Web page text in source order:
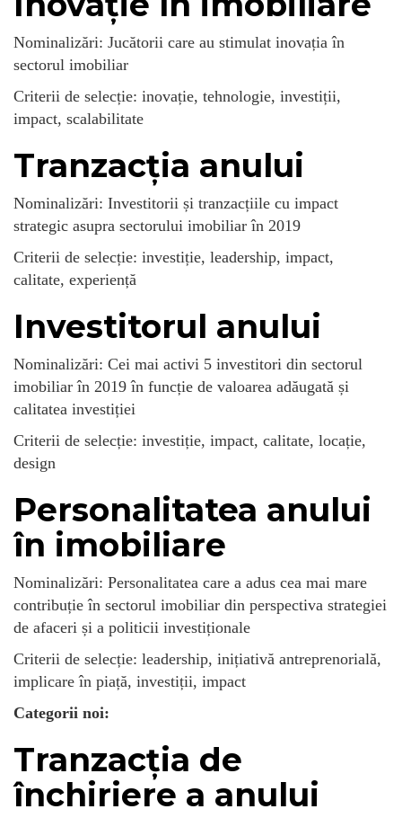
Nominalizări: Jucătorii care au stimulat inovația în
sectorul imobiliar
Criterii de selecție: inovație, tehnologie, investiții,
impact, scalabilitate
Tranzacția anului
Nominalizări: Investitorii și tranzacțiile cu impact
strategic asupra sectorului imobiliar în 2019
Criterii de selecție: investiție, leadership, impact,
calitate, experiență
Investitorul anului
Nominalizări: Cei mai activi 5 investitori din sectorul
imobiliar în 2019 în funcție de valoarea adăugată și
calitatea investiției
Criterii de selecție: investiție, impact, calitate, locație,
design
Personalitatea anului
în imobiliare
Nominalizări: Personalitatea care a adus cea mai mare
contribuție în sectorul imobiliar din perspectiva strategiei
de afaceri și a politicii investiționale
Criterii de selecție: leadership, inițiativă antreprenorială,
implicare în piață, investiții, impact
Categorii noi:
Tranzacția de
închiriere a anului